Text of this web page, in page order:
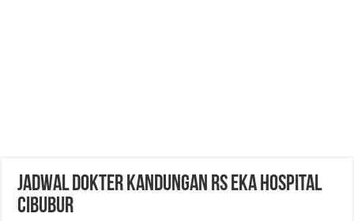
Jadwal Dokter Kandungan RS Eka Hospital
Cibubur